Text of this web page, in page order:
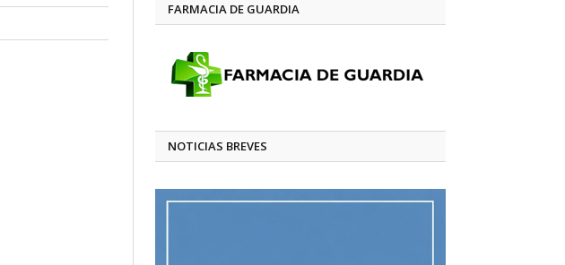
FARMACIA DE GUARDIA
NOTICIAS BREVES